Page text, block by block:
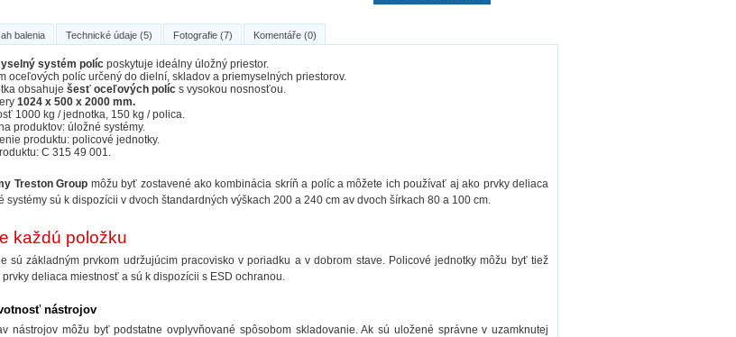
balenia Technické údaje (5) Fotografie (7) Komentáře (0)
systém polícposkytuje ideálny úložný priestor.
oceľových políc určený do dielní, skladov a priemyselných priestorov.
obsahuje šesť oceľových polícs vysokou nosnosťou.
1024 x 500 x 2000 mm.
1000 kg / jednotka, 150 kg / polica.
produktov: úložné systémy.
produktu: policové jednotky.
C 315 49 001.
Treston Group môžu byť zostavené ako kombinácia skríň a políc a môžete ich používať aj ako prvky deliaca
systémy sú k dispozícii v dvoch štandardných výškach 200 a 240 cm av dvoch šírkach 80 a 100 cm.
každú položku
sú základným prvkom udržujúcim pracovisko v poriadku a v dobrom stave. Policové jednotky môžu byť tiež
deliaca miestnosť a sú k dispozícii s ESD ochranou.
nástrojov
nástrojov môžu byť podstatne ovplyvňované spôsobom skladovanie. Ak sú uložené správne v uzamknutej